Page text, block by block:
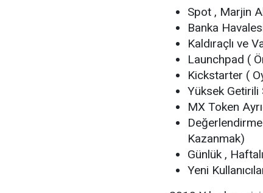
Spot , Marjin
Banka
Kaldıraçlı ve
Launchpad (
Kickstarter (
Yüksek Getirili
MX Token
Kazanmak)
Günlük ,
Yeni